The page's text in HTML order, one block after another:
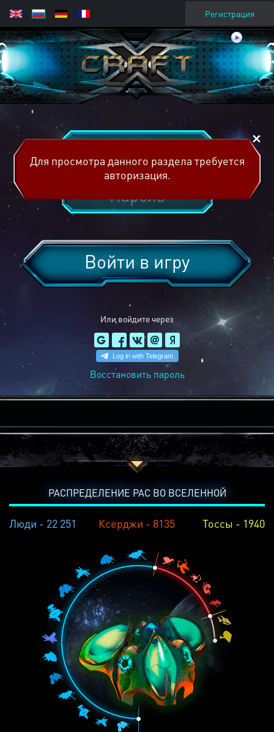
Регистрация
Или войдите через
Войти в игру
Восстановить пароль
Для просмотра данного раздела требуется
авторизация.
РАСПРЕДЕЛЕНИЕ РАС ВО ВСЕЛЕННОЙ
Люди - 22 251 Ксерджи - 8135 Тоссы - 1940